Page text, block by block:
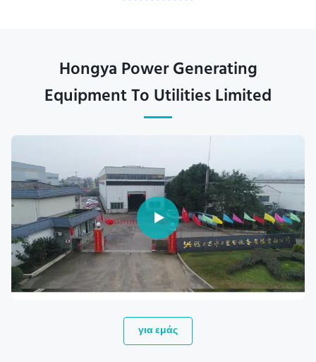
Hongya Power Generating
Equipment To Utilities Limited
για εμάς